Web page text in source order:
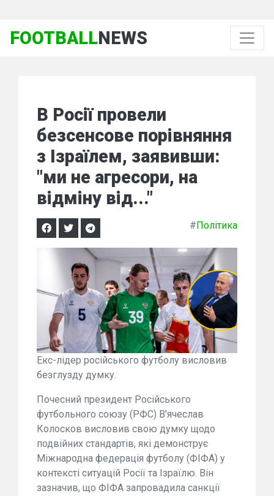
FOOTBALLNEWS
В Росії провели
безсенсове порівняння
з Ізраїлем, заявивши:
"ми не агресори, на
відміну від..."
#Політика
Екс-лідер російського футболу висловив
безглузду думку.
Почесний президент Російського
футбольного союзу (РФС) В'ячеслав
Колосков висловив свою думку щодо
подвійних стандартів, які демонструє
Міжнародна федерація футболу (ФІФА) у
контексті ситуацій Росії та Ізраїлю. Він
зазначив, що ФІФА запровадила санкції